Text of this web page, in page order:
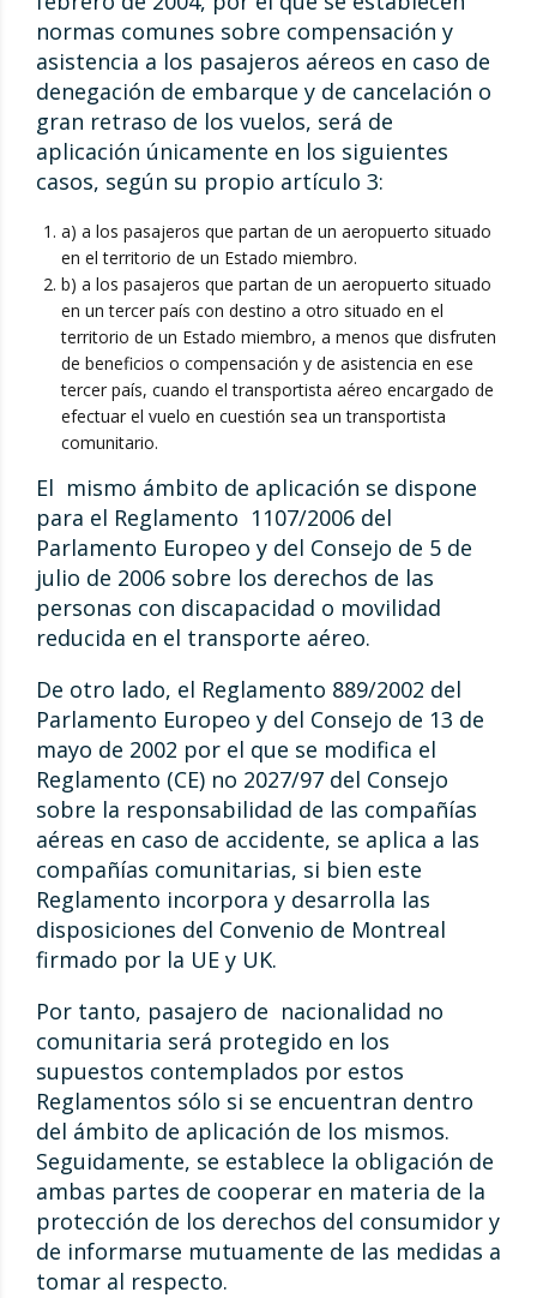
normas comunes sobre compensación y
asistencia a los pasajeros aéreos en caso de
denegación de embarque y de cancelación o
gran retraso de los vuelos, será de
aplicación únicamente en los siguientes
casos, según su propio artículo 3:
a) a los pasajeros que partan de un aeropuerto situado
en el territorio de un Estado miembro.
b) a los pasajeros que partan de un aeropuerto situado
en un tercer país con destino a otro situado en el
territorio de un Estado miembro, a menos que disfruten
de beneficios o compensación y de asistencia en ese
tercer país, cuando el transportista aéreo encargado de
efectuar el vuelo en cuestión sea un transportista
comunitario.
El mismo ámbito de aplicación se dispone
para el Reglamento 1107/2006 del
Parlamento Europeo y del Consejo de 5 de
julio de 2006 sobre los derechos de las
personas con discapacidad o movilidad
reducida en el transporte aéreo.
De otro lado, el Reglamento 889/2002 del
Parlamento Europeo y del Consejo de 13 de
mayo de 2002 por el que se modifica el
Reglamento (CE) no 2027/97 del Consejo
sobre la responsabilidad de las compañías
aéreas en caso de accidente, se aplica a las
compañías comunitarias, si bien este
Reglamento incorpora y desarrolla las
disposiciones del Convenio de Montreal
firmado por la UE y UK.
Por tanto, pasajero de nacionalidad no
comunitaria será protegido en los
supuestos contemplados por estos
Reglamentos sólo si se encuentran dentro
del ámbito de aplicación de los mismos.
Seguidamente, se establece la obligación de
ambas partes de cooperar en materia de la
protección de los derechos del consumidor y
de informarse mutuamente de las medidas a
tomar al respecto.